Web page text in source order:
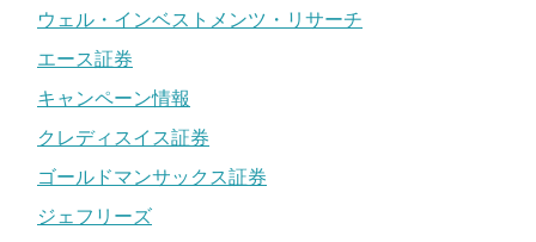
ウェル・インベストメンツ・リサーチ
エース証券
キャンペーン情報
クレディスイス証券
ゴールドマンサックス証券
ジェフリーズ